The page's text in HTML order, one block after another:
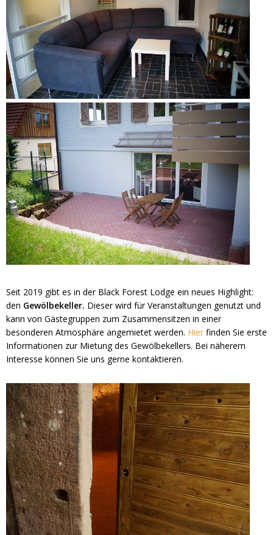
Seit 2019 gibt es in der Black Forest Lodge ein neues Highlight:
den Gewölbekeller. Dieser wird für Veranstaltungen genutzt und
kann von Gästegruppen zum Zusammensitzen in einer
besonderen Atmosphäre angemietet werden. Hier finden Sie erste
Informationen zur Mietung des Gewölbekellers. Bei näherem
Interesse können Sie uns gerne kontaktieren.